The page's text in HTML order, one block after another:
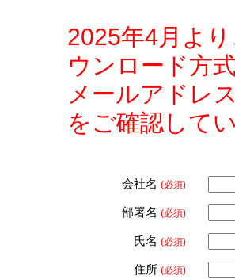
2025年4月よ
ウンロード方
メールアドレ
をご確認して
会社名 (必須)
部署名 (必須)
氏名 (必須)
住所 (必須)